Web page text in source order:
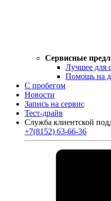
Сервисные
Лучшее для
Помощь на
С пробегом
Новости
Запись на сервис
Тест-драйв
Служба клиентской
+7(8152) 63-66-36